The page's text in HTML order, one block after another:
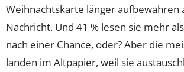
Weihnachtskarte länger aufbewahren
Nachricht. Und 41 % lesen sie mehr
nach einer Chance, oder? Aber die
landen im Altpapier, weil sie